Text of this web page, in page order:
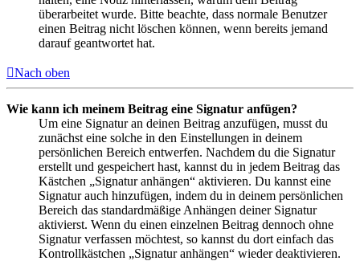
überarbeitet wurde. Bitte beachte, dass normale Benutzer
einen Beitrag nicht löschen können, wenn bereits jemand
darauf geantwortet hat.
Nach oben
Wie kann ich meinem Beitrag eine Signatur anfügen?
Um eine Signatur an deinen Beitrag anzufügen, musst du
zunächst eine solche in den Einstellungen in deinem
persönlichen Bereich entwerfen. Nachdem du die Signatur
erstellt und gespeichert hast, kannst du in jedem Beitrag das
Kästchen „Signatur anhängen“ aktivieren. Du kannst eine
Signatur auch hinzufügen, indem du in deinem persönlichen
Bereich das standardmäßige Anhängen deiner Signatur
aktivierst. Wenn du einen einzelnen Beitrag dennoch ohne
Signatur verfassen möchtest, so kannst du dort einfach das
Kontrollkästchen „Signatur anhängen“ wieder deaktivieren.